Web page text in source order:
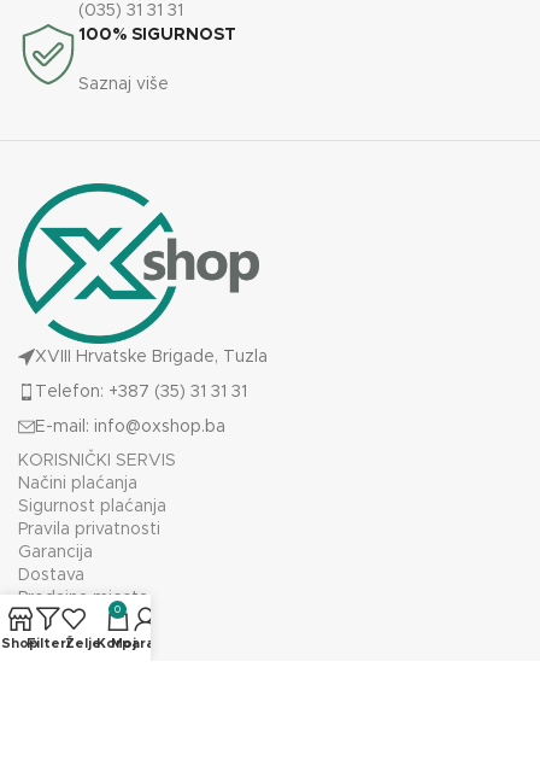
(035) 31 31 31
100% SIGURNOST
Saznaj više
XVIII Hrvatske Brigade, Tuzla
Telefon: +387 (35) 31 31 31
E-mail: info@oxshop.ba
KORISNIČKI SERVIS
Načini plaćanja
Sigurnost plaćanja
Pravila privatnosti
Garancija
Dostava
Prodajna mjesta
OX SHOP
O nama
ShopFilteriŽelje
0
Korpa
Moj račun